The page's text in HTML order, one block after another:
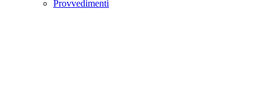
Provvedimenti